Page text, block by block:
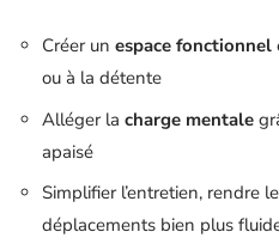
Créer un espace fonctionnel
ou à la détente
Alléger la charge mentale
apaisé
Simplifier l’entretien, rendre
déplacements bien plus